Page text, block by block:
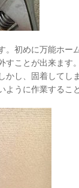
。初めに万能ホ
すことが出来ま
かし、固着して
ように作業するこ